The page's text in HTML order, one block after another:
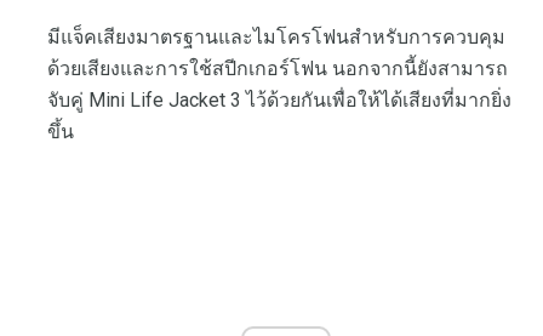
มีแจ็คเสียงมาตรฐานและไมโครโฟนสำหรับการควบคุม
ด้วยเสียงและการใช้สปีกเกอร์โฟน นอกจากนี้ยังสามารถ
จับคู่ Mini Life Jacket 3 ไว้ด้วยกันเพื่อให้ได้เสียงที่มากยิ่ง
ขึ้น